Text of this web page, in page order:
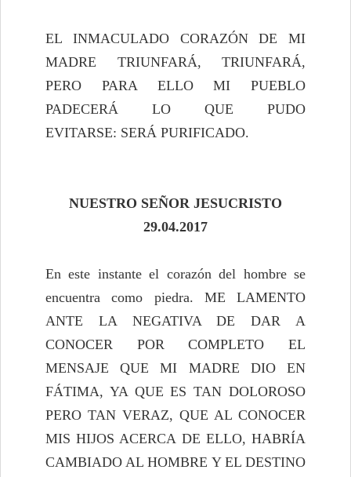
EL INMACULADO CORAZÓN DE MI
MADRE TRIUNFARÁ, TRIUNFARÁ,
PERO PARA ELLO MI PUEBLO
PADECERÁ LO QUE PUDO
EVITARSE: SERÁ PURIFICADO.
NUESTRO SEÑOR JESUCRISTO
29.04.2017
En este instante el corazón del hombre se
encuentra como piedra. ME LAMENTO
ANTE LA NEGATIVA DE DAR A
CONOCER POR COMPLETO EL
MENSAJE QUE MI MADRE DIO EN
FÁTIMA, YA QUE ES TAN DOLOROSO
PERO TAN VERAZ, QUE AL CONOCER
MIS HIJOS ACERCA DE ELLO, HABRÍA
CAMBIADO AL HOMBRE Y EL DESTINO